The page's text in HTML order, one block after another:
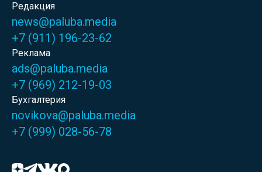
Редакция
news@paluba.media
+7 (911) 196-23-62
Реклама
ads@paluba.media
+7 (969) 212-19-03
Бухгалтерия
novikova@paluba.media
+7 (999) 028-56-78